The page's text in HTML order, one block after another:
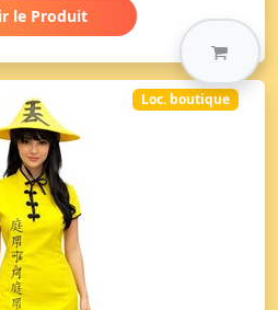
le Produit
Loc. boutique